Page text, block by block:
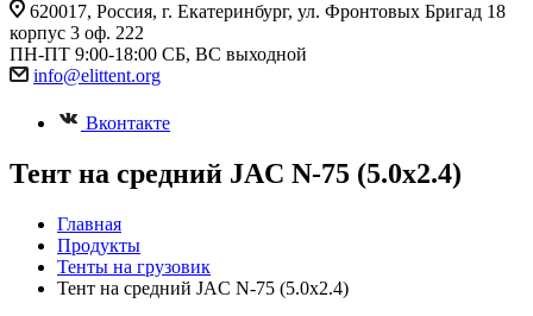
620017, Россия, г. Екатеринбург, ул. Фронтовых Бригад 18
корпус 3 оф. 222
ПН-ПТ 9:00-18:00 СБ, ВС выходной
info@elittent.org
Вконтакте
Тент на средний JAC N-75 (5.0х2.4)
Главная
Продукты
Тенты на грузовик
Тент на средний JAC N-75 (5.0х2.4)